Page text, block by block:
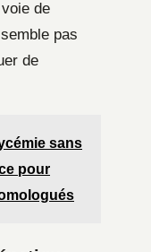
de
pas
de
sans
pour